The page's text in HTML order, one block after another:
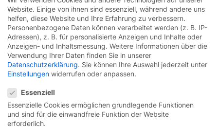
Essential-SpiraltorEFA-
Website. Einige von ihnen sind essenziell, während andere uns
helfen, diese Website und Ihre Erfahrung zu verbessern.
Personenbezogene Daten können verarbeitet werden (z. B. IP-
Adressen), z. B. für personalisierte Anzeigen und Inhalte oder
Anzeigen- und Inhaltsmessung. Weitere Informationen über die
Verwendung Ihrer Daten finden Sie in unserer
Datenschutzerklärung. Sie können Ihre Auswahl jederzeit unter
Einstellungen widerrufen oder anpassen.
Essenziell
Essenzielle Cookies ermöglichen grundlegende Funktionen
und sind für die einwandfreie Funktion der Website
erforderlich.